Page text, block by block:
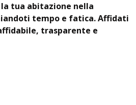
tua abitazione nella
tempo e fatica. Affidati
trasparente e